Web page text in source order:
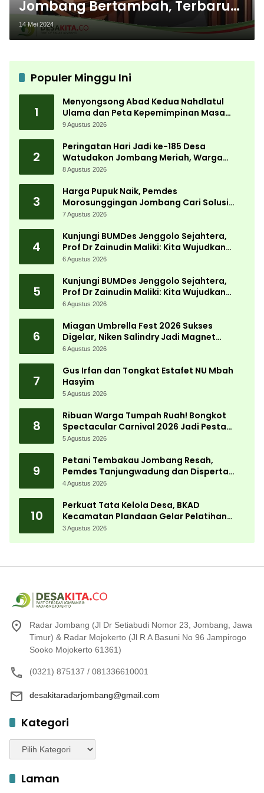
Jombang Bertambah, Terbaru
Kepala Desa Trawasan
Meninggal Dunia
14 Mei 2024
Populer Minggu Ini
1
Menyongsong Abad Kedua Nahdlatul
Ulama dan Peta Kepemimpinan Masa
Depan Pasca Muktamar ke-35
9 Agustus 2026
2
Peringatan Hari Jadi ke-185 Desa
Watudakon Jombang Meriah, Warga
Tumpek Blek Padati Karnaval Budaya
8 Agustus 2026
3
Harga Pupuk Naik, Pemdes
Morosunggingan Jombang Cari Solusi
Lewat Kajian Akademik
7 Agustus 2026
4
Kunjungi BUMDes Jenggolo Sejahtera,
Prof Dr Zainudin Maliki: Kita Wujudkan
Kemandirian Ekonomi dengan Potensi
6 Agustus 2026
5
Kunjungi BUMDes Jenggolo Sejahtera,
Prof Dr Zainudin Maliki: Kita Wujudkan
Kemandirian Ekonomi dengan Potensi
6 Agustus 2026
6
Miagan Umbrella Fest 2026 Sukses
Digelar, Niken Salindry Jadi Magnet
Ribuan Pengunjung
6 Agustus 2026
7
Gus Irfan dan Tongkat Estafet NU Mbah
Hasyim
5 Agustus 2026
8
Ribuan Warga Tumpah Ruah! Bongkot
Spectacular Carnival 2026 Jadi Pesta
Kemerdekaan Terbesar di Peterongan
5 Agustus 2026
9
Petani Tembakau Jombang Resah,
Pemdes Tanjungwadung dan Disperta
Bergerak Cepat
4 Agustus 2026
10
Perkuat Tata Kelola Desa, BKAD
Kecamatan Plandaan Gelar Pelatihan
Aparatur Pemdes
3 Agustus 2026
Radar Jombang (Jl Dr Setiabudi Nomor 23, Jombang, Jawa
Timur) & Radar Mojokerto (Jl R A Basuni No 96 Jampirogo
Sooko Mojokerto 61361)
(0321) 875137 / 081336610001
desakitaradarjombang@gmail.com
Kategori
Kategori
Laman